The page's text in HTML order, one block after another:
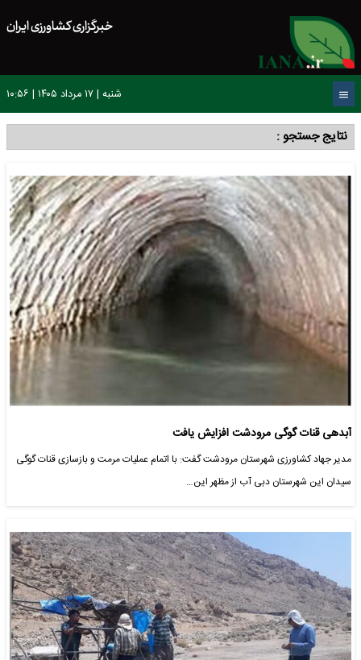
خبرگزاری کشاورزی ایران
شنبه | ۱۷ مرداد ۱۴۰۵ | ۱۰:۵۶
نتایج جستجو :
آبدهی قنات گوگی مرودشت افزایش یافت
مدیر جهاد کشاورزی شهرستان مرودشت گفت: با اتمام عملیات مرمت و بازسازی قنات گوگی
سیدان این شهرستان دبی آب از مظهر این…